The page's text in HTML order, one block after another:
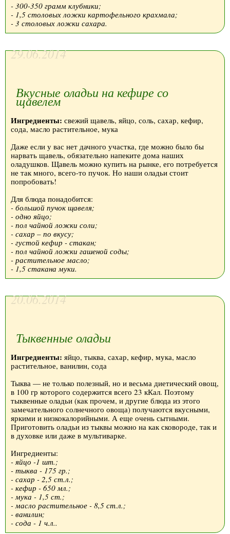
- 300-350 грамм клубники;
- 1,5 столовых ложки картофельного крахмала;
- 3 столовых ложки сахара.
29.06.2014
Вкусные оладьи на кефире со
щавелем
Ингредиенты: свежий щавель, яйцо, соль, сахар, кефир,
сода, масло растительное, мука
Даже если у вас нет дачного участка, где можно было бы
нарвать щавель, обязательно напеките дома наших
оладушков. Щавель можно купить на рынке, его потребуется
не так много, всего-то пучок. Но наши оладьи стоит
попробовать!
Для блюда понадобится:
- большой пучок щавеля;
- одно яйцо;
- пол чайной ложки соли;
- сахар – по вкусу;
- густой кефир - стакан;
- пол чайной ложки гашеной соды;
- растительное масло;
- 1,5 стакана муки.
20.06.2014
Тыквенные оладьи
Ингредиенты: яйцо, тыква, сахар, кефир, мука, масло
растительное, ванилин, сода
Тыква — не только полезный, но и весьма диетический овощ,
в 100 гр которого содержится всего 23 кКал. Поэтому
тыквенные оладьи (как прочем, и другие блюда из этого
замечательного солнечного овоща) получаются вкусными,
яркими и низкокалорийными. А еще очень сытными.
Приготовить оладьи из тыквы можно на как сковороде, так и
в духовке или даже в мультиварке.
Ингредиенты:
- яйцо -1 шт.;
- тыква - 175 гр.;
- сахар - 2,5 ст.л.;
- кефир - 650 мл.;
- мука - 1,5 ст.;
- масло растительное - 8,5 ст.л.;
- ванилин;
- сода - 1 ч.л..